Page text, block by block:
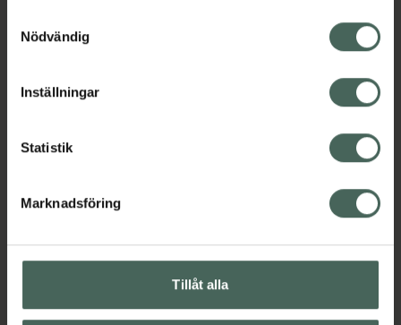
återkalla ditt samtycke via webbplatsens
cookieinställningar. Ett återkallat samtycke påverkar inte
lagligheten av behandling som skett innan återkallelsen.
Nödvändig
Inställningar
Statistik
Marknadsföring
Tillåt alla
Kronans Apotek finns här för dig. Du hittar oss från Skåne i
datorn. Oavsett vem du är så är det vårt uppdrag att
hjälpa just dig att må lite bättre. Välkommen att prata
Handla tryggt